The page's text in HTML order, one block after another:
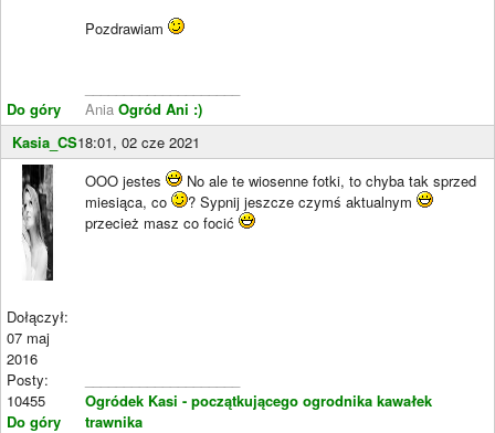
Do góry
Pozdrawiam
Ania Ogród Ani :)
Kasia_CS18:01, 02 cze 2021
Dołączył:
07 maj
2016
Posty:
10455
Do góry
OOO jestes
No ale te wiosenne fotki, to chyba tak sprzed
miesiąca, co
? Sypnij jeszcze czymś aktualnym
przecież masz co focić
Ogródek Kasi - początkującego ogrodnika kawałek
trawnika